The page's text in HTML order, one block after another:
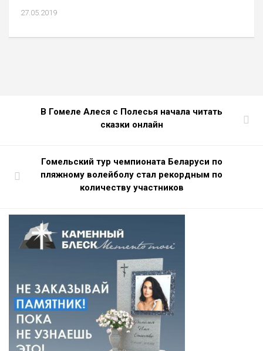
27.05.2019
В Гомеле Алеся с Полесья начала читать
сказки онлайн
Гомельский тур чемпионата Беларуси по
пляжному волейболу стал рекордным по
количеству участников